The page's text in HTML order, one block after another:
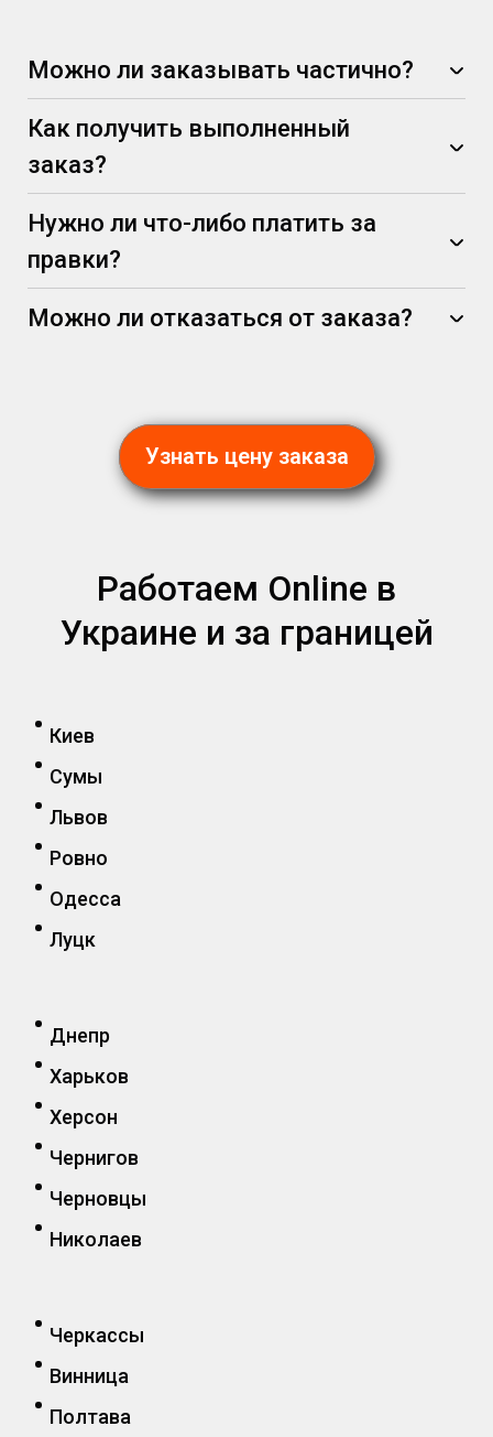
Можно ли заказывать частично?
Как получить выполненный
заказ?
Нужно ли что-либо платить за
правки?
Можно ли отказаться от заказа?
Узнать цену заказа
Работаем Online в
Украине и за границей
Киев
Сумы
Львов
Ровно
Одесса
Луцк
Днепр
Харьков
Херсон
Чернигов
Черновцы
Николаев
Черкассы
Винница
Полтава